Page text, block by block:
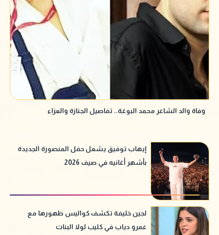
وفاة والد الشاعر محمد البوغة.. تفاصيل الجنازة والعزاء
إيهاب توفيق يشعل حفل المنصورة الجديدة
بأشهر أغانيه في صيف 2026
لجين خليفة تكشف كواليس ظهورها مع
عمرو دياب في كليب لولا البنات